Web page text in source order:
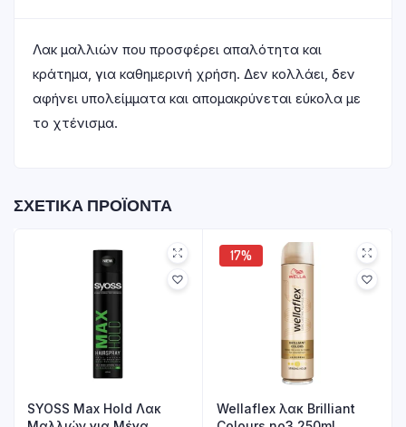
Λακ μαλλιών που προσφέρει απαλότητα και
κράτημα, για καθημερινή χρήση. Δεν κολλάει, δεν
αφήνει υπολείμματα και απομακρύνεται εύκολα με
το χτένισμα.
ΣΧΕΤΙΚΆ ΠΡΟΪΌΝΤΑ
SYOSS Max Hold Λακ
17%
Wellaflex λακ Brilliant